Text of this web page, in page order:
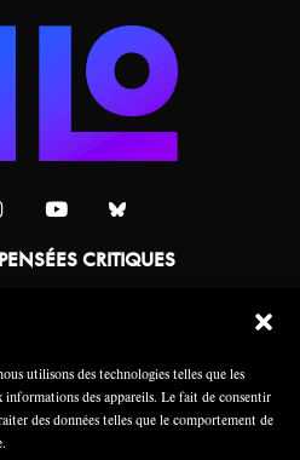
utilisons des technologies telles que les
des appareils. Le fait de consentir
des données telles que le comportement de
CRITIQUES